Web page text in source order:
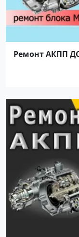
Ремонт АКПП